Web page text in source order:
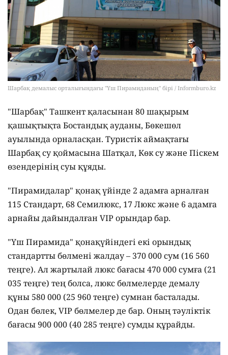
Шарбақ демалыс орталығындағы "Үш Пирамиданың" бірі / Informburo.kz
"Шарбақ" Ташкент қаласынан 80 шақырым
қашықтықта Бостандық ауданы, Бөкешөл
ауылында орналасқан. Туристік аймақтағы
Шарбақ су қоймасына Шатқал, Көк су және Піскем
өзендерінің суы құяды.
"Пирамидалар" қонақ үйінде 2 адамға арналған
115 Стандарт, 68 Семилюкс, 17 Люкс және 6 адамға
арнайы дайындалған VIP орындар бар.
"Үш Пирамида" қонақүйіндегі екі орындық
стандартты бөлмені жалдау – 370 000 сум (16 560
теңге). Ал жартылай люкс бағасы 470 000 сумға (21
035 теңге) тең болса, люкс бөлмелерде демалу
құны 580 000 (25 960 теңге) сумнан басталады.
Одан бөлек, VIP бөлмелер де бар. Оның тәуліктік
бағасы 900 000 (40 285 теңге) сумды құрайды.